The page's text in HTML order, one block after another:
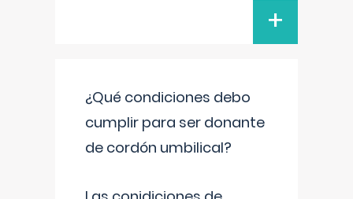
+
¿Qué condiciones debo
cumplir para ser donante
de cordón umbilical?